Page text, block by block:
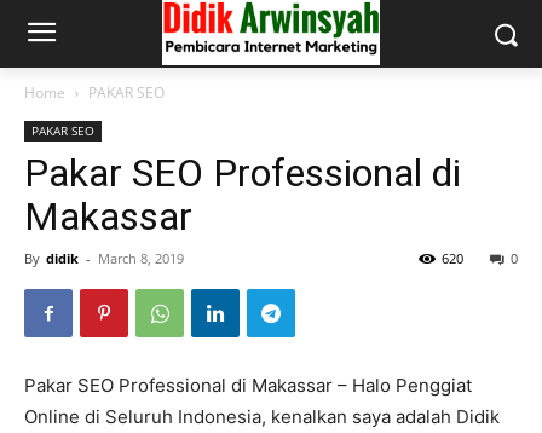
Home PAKAR SEO
PAKAR SEO
Pakar SEO Professional di
Makassar
By didik - March 8, 2019 0
620
Pakar SEO Professional di Makassar – Halo Penggiat
Online di Seluruh Indonesia, kenalkan saya adalah Didik